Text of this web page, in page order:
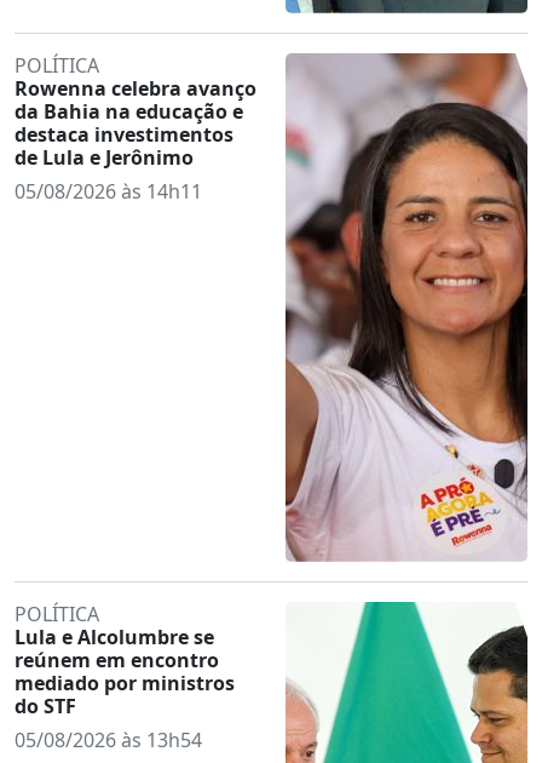
POLÍTICA
Rowenna celebra avanço
da Bahia na educação e
destaca investimentos
de Lula e Jerônimo
05/08/2026 às 14h11
POLÍTICA
Lula e Alcolumbre se
reúnem em encontro
mediado por ministros
do STF
05/08/2026 às 13h54